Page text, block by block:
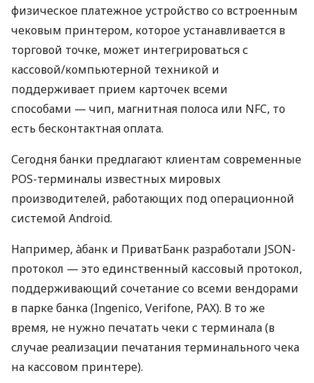
физическое платежное устройство со встроенным
чековым принтером, которое устанавливается в
торговой точке, может интегрироваться с
кассовой/компьютерной техникой и
поддерживает прием карточек всеми
способами — чип, магнитная полоса или NFC, то
есть бесконтактная оплата.
Сегодня банки предлагают клиентам современные
POS-терминалы известных мировых
производителей, работающих под операционной
системой Android.
Например, àбанк и ПриватБанк разработали JSON-
протокол — это единственный кассовый протокол,
поддерживающий сочетание со всеми вендорами
в парке банка (Ingenico, Verifone, PAX). В то же
время, не нужно печатать чеки с терминала (в
случае реализации печатания терминального чека
на кассовом принтере).